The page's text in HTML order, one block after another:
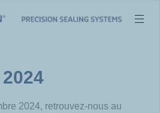
2024, retrouvez-nous au